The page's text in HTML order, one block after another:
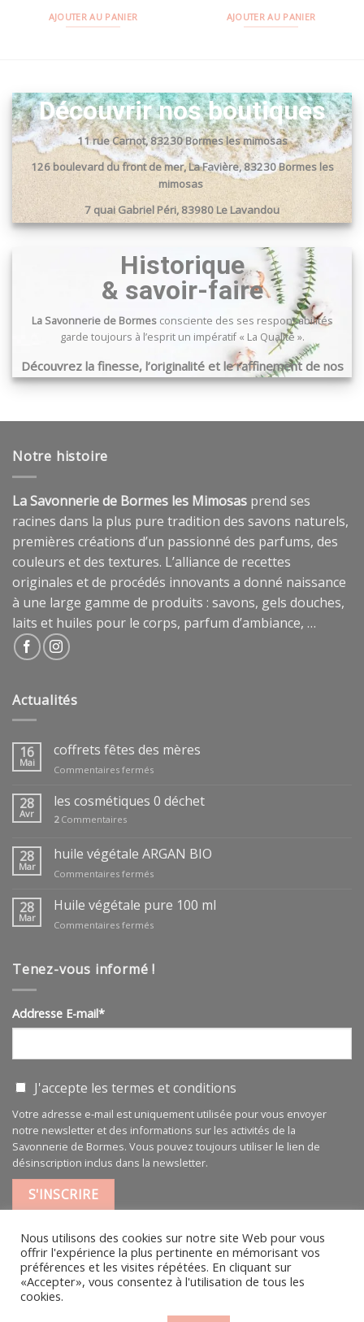
AJOUTER AU PANIER AJOUTER AU PANIER
Découvrir nos boutiques
11 rue Carnot, 83230 Bormes les mimosas
126 boulevard du front de mer, La Favière, 83230 Bormes les
mimosas
7 quai Gabriel Péri, 83980 Le Lavandou
Historique
& savoir-faire
La Savonnerie de Bormesconsciente des ses responsabilités
garde toujours à l’esprit un impératif « La Qualité ».
Découvrez la finesse, l’originalité et le raffinement de nos
produits …
Notre histoire
La Savonnerie de Bormes les Mimosas prend ses
racines dans la plus pure tradition des savons naturels,
premières créations d’un passionné des parfums, des
couleurs et des textures. L’alliance de recettes
originales et de procédés innovants a donné naissance
à une large gamme de produits : savons, gels douches,
laits et huiles pour le corps, parfum d’ambiance, …
Actualités
16
Mai
coffrets fêtes des mères
Commentaires ferméssur
fêtes
28
Avr
les cosmétiques 0 déchet
2Commentaires
28
Mar
huile végétale ARGAN BIO
Commentaires ferméssur
végétale
BIO
28
Mar
Huile végétale pure 100 ml
Commentaires ferméssur
pure
Tenez-vous informé !
Addresse E-mail*
J'accepte les termes et conditions
Votre adresse e-mail est uniquement utilisée pour vous envoyer
notre newsletter et des informations sur les activités de la
Savonnerie de Bormes. Vous pouvez toujours utiliser le lien de
désinscription inclus dans la newsletter.
MENTIONS LÉGALES|CGV
Nous utilisons des cookies sur notre site Web pour vous
offrir l'expérience la plus pertinente en mémorisant vos
préférences et les visites répétées. En cliquant sur
«Accepter», vous consentez à l'utilisation de tous les
cookies.